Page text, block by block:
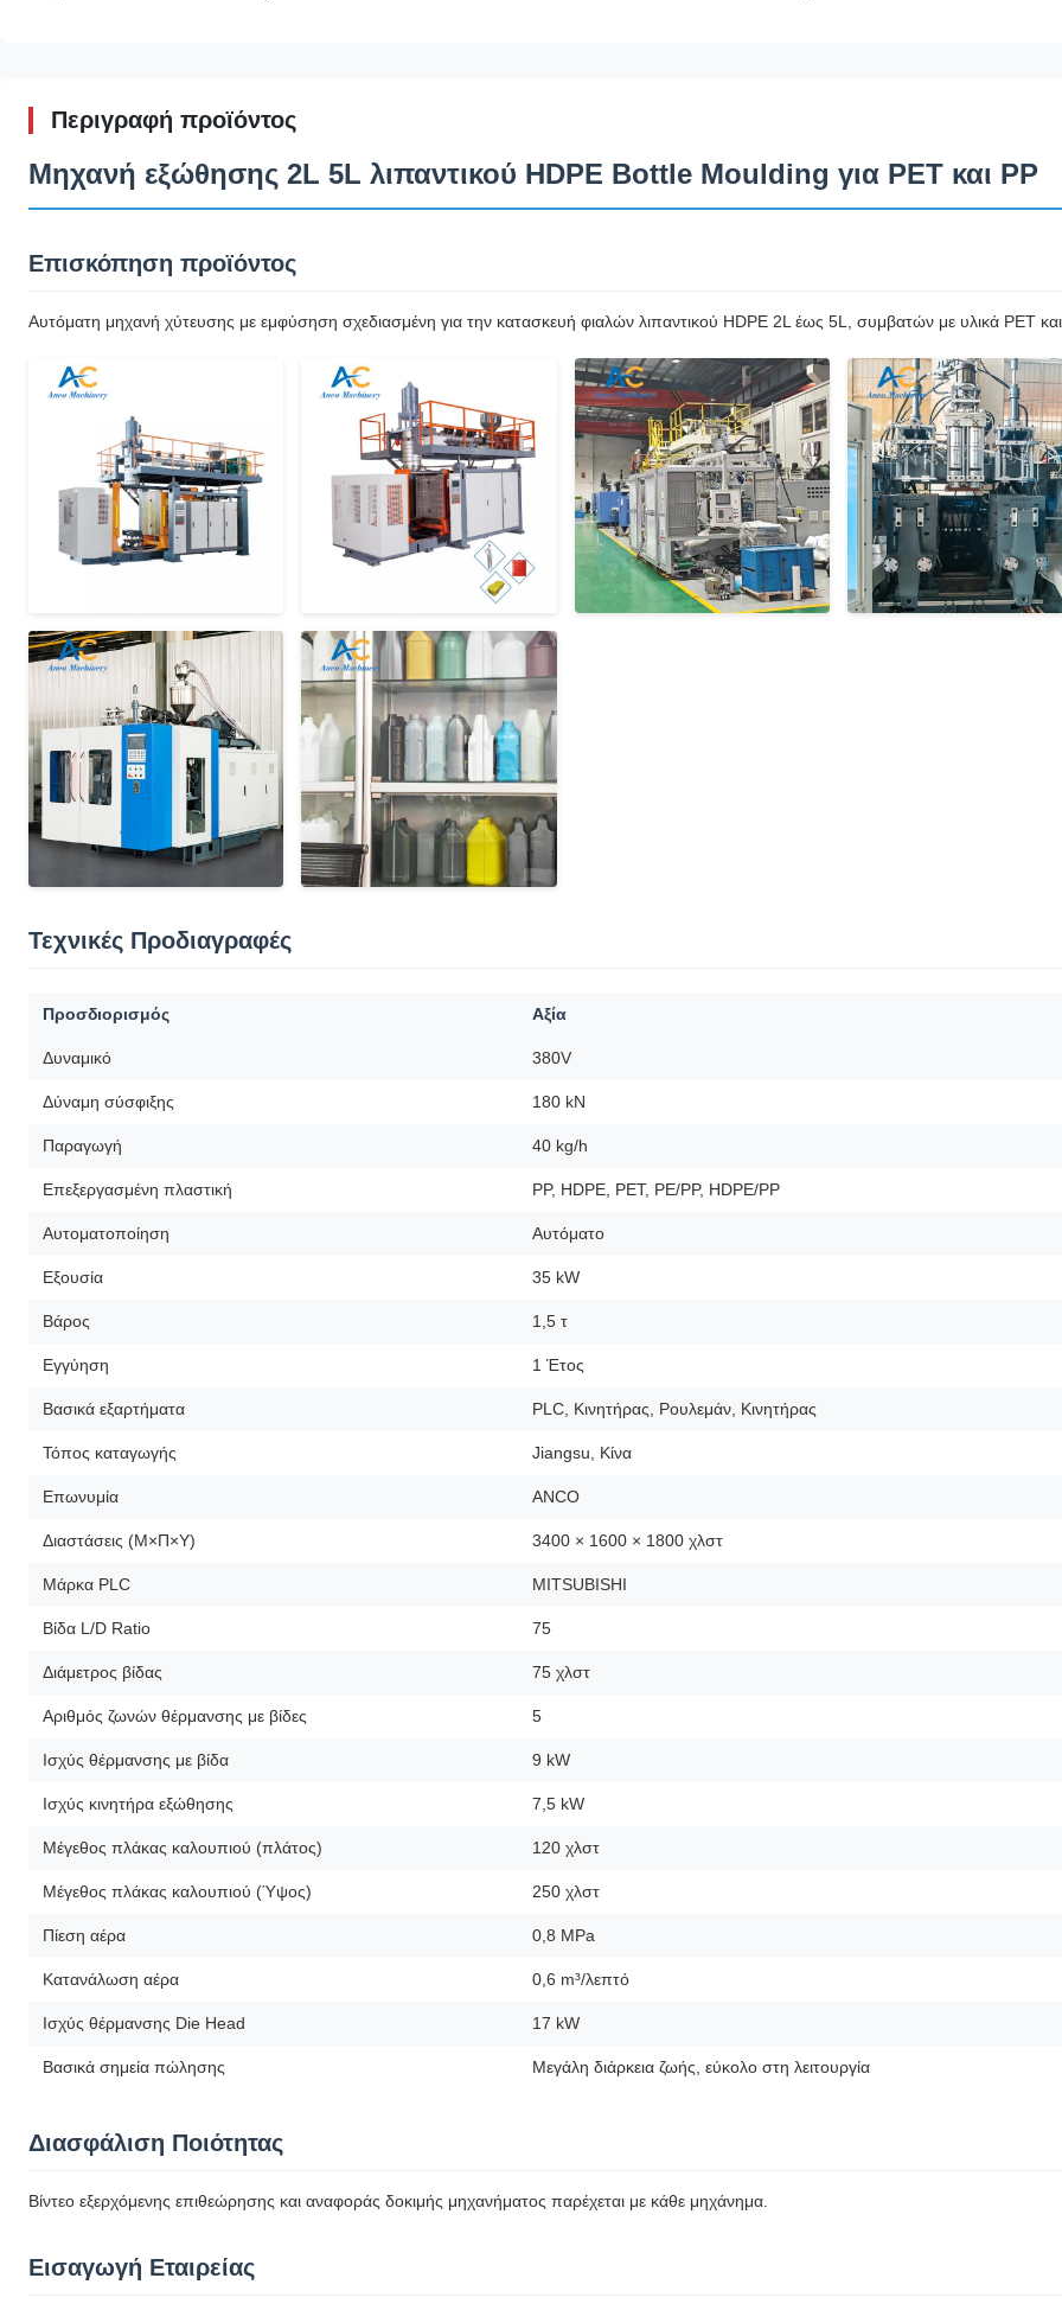
Περιγραφή προϊόντος
Μηχανή εξώθησης 2L 5L λιπαντικού HDPE Bottle Moulding για PET και PP
Επισκόπηση προϊόντος
Αυτόματη μηχανή χύτευσης με εμφύσηση σχεδιασμένη για την κατασκευή φιαλών λιπαντικού HDPE 2L έως 5L, συμβατών με υλικά PET
Τεχνικές Προδιαγραφές
Προσδιορισμός Αξία
Δυναμικό 380V
Δύναμη σύσφιξης 180 kN
Παραγωγή 40 kg/h
Επεξεργασμένη πλαστική PP, HDPE, PET, PE/PP, HDPE/PP
Αυτοματοποίηση Αυτόματο
Εξουσία 35 kW
Βάρος 1,5 τ
Εγγύηση 1 Έτος
Βασικά εξαρτήματα PLC, Κινητήρας, Ρουλεμάν, Κινητήρας
Τόπος καταγωγής Jiangsu, Κίνα
Επωνυμία ANCO
Διαστάσεις (Μ×Π×Υ) 3400 × 1600 × 1800 χλστ
Μάρκα PLC MITSUBISHI
Βίδα L/D Ratio 75
Διάμετρος βίδας 75 χλστ
Αριθμός ζωνών θέρμανσης με βίδες 5
Ισχύς θέρμανσης με βίδα 9 kW
Ισχύς κινητήρα εξώθησης 7,5 kW
Μέγεθος πλάκας καλουπιού (πλάτος) 120 χλστ
Μέγεθος πλάκας καλουπιού (Ύψος) 250 χλστ
Πίεση αέρα 0,8 MPa
Κατανάλωση αέρα 0,6 m³/λεπτό
Ισχύς θέρμανσης Die Head 17 kW
Βασικά σημεία πώλησης Μεγάλη διάρκεια ζωής, εύκολο στη λειτουργία
Διασφάλιση Ποιότητας
Βίντεο εξερχόμενης επιθεώρησης και αναφοράς δοκιμής μηχανήματος παρέχεται με κάθε μηχάνημα.
Εισαγωγή Εταιρείας